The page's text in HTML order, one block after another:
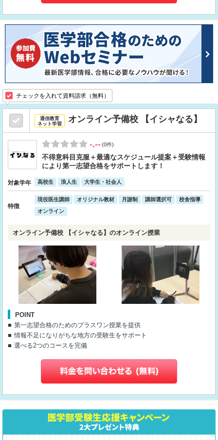
チェックを入れて資料請求（無料）
通信教育
ネット学習
オンライン予備校 【イシャなる】
-.--(0件)
不得意科目克服＋最適なスケジュール提案＋受験情報
により第一志望合格をサポートします！
対象学年 高校生 浪人生 大学生・社会人
特徴
現役医生講師 オリジナル教材 月謝制 講師選択可
校舎指導
オンライン
オンライン予備校 【イシャなる】のオンライン授業
POINT
第一志望合格のためのプラスワン授業を提供
情報不足になりがちな地方の受験生をサポート
選べる2つのコースを完備